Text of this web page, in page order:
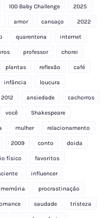
100 Baby Challenge 2025
amor cansaço 2022
quarentena internet
professor chorei
plantas reflexão café
infância loucura
2012 ansiedade cachorros
você Shakespeare
mulher relacionamento
2009 conto doida
físico favoritos
influencer
memória procrastinação
saudade tristeza